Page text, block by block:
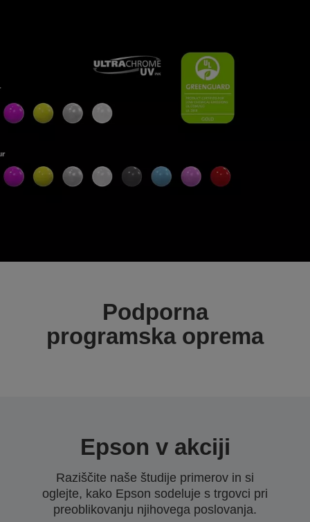
Podporna
programska oprema
Epson v akciji
Raziščite naše študije primerov in si
oglejte, kako Epson sodeluje s trgovci pri
preoblikovanju njihovega poslovanja.